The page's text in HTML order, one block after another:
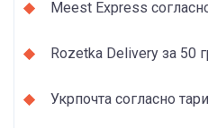
Meest Express
Rozetka Delivery за 50
Укрпочта согласно